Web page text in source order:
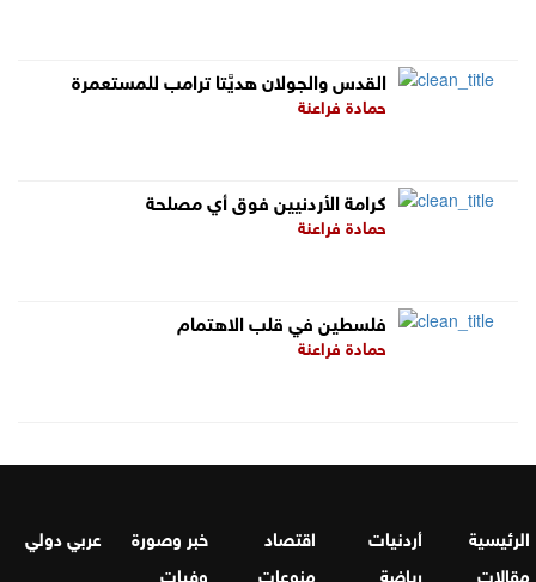
القدس والجولان هديَّتا ترامب للمستعمرة
حمادة فراعنة
كرامة الأردنيين فوق أي مصلحة
حمادة فراعنة
فلسطين في قلب الاهتمام
حمادة فراعنة
الرئيسية أردنيات اقتصاد خبر وصورة
عربي دولي
مقالات
رياضة منوعات وفيات